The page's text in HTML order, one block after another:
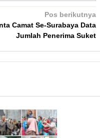
Pos berikutnya
Camat Se-Surabaya Data
Jumlah Penerima Suket